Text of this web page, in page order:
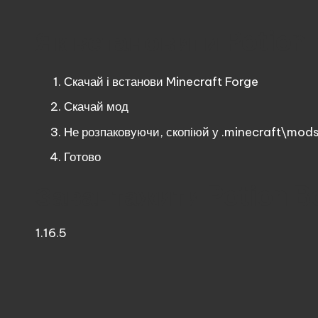
Скачай і встанови Minecraft Forge
Скачай мод
Не розпаковуючи, скопіюй у .minecraft\mods
Готово
1.16.5